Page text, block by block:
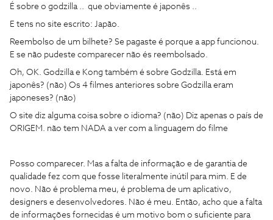
É sobre o godzilla .. que obviamente é japonês ..
E tens no site escrito: Japão.
Reembolso de um bilhete? Se pagaste é porque a app funcionou.
E se não pudeste comparecer não és reembolsado.
Oh, OK. Godzilla e Kong também é sobre Godzilla. Está em
japonês? (não) Os 4 filmes anteriores sobre Godzilla eram
japoneses? (não)
O site diz alguma coisa sobre o idioma? (não) Diz apenas o país de
ORIGEM. não tem NADA a ver com a linguagem do filme
Posso comparecer. Mas a falta de informação e de garantia de
qualidade fez com que fosse literalmente inútil para mim. E de
novo. Não é problema meu, é problema de um aplicativo,
designers e desenvolvedores. Não é meu. Então, acho que a falta
de informações fornecidas é um motivo bom o suficiente para